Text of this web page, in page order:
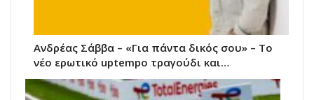
Ανδρέας Σάββα – «Για πάντα δικός σου» – Το
νέο ερωτικό uptempo τραγούδι και…